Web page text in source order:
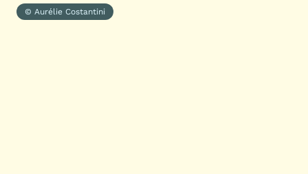
© Aurélie Costantini